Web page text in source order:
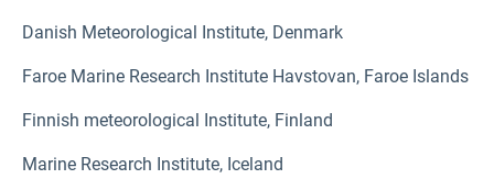
Danish Meteorological Institute, Denmark
Faroe Marine Research Institute Havstovan, Faroe Islands
Finnish meteorological Institute, Finland
Marine Research Institute, Iceland